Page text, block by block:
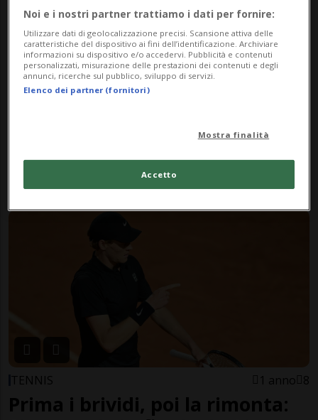
Alcaraz schianta Paul
TENNIS 1 anno 8
Prima i brividi, poi la rimonta:
Noi e i nostri partner trattiamo i dati per fornire:
Utilizzare dati di geolocalizzazione precisi. Scansione attiva delle
caratteristiche del dispositivo ai fini dell’identificazione. Archiviare
informazioni su dispositivo e/o accedervi. Pubblicità e contenuti
personalizzati, misurazione delle prestazioni dei contenuti e degli
annunci, ricerche sul pubblico, sviluppo di servizi.
Elenco dei partner (fornitori)
Mostra finalità
Accetto